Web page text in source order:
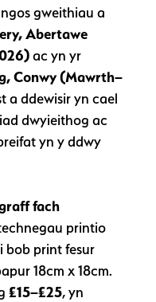
gweithiau a
Abertawe
ac yn yr
Conwy (Mawrth–
a ddewisir yn cael
dwyieithog ac
yn y ddwy
fach
printio
bob print fesur
18cm x 18cm.
£15–£25, yn